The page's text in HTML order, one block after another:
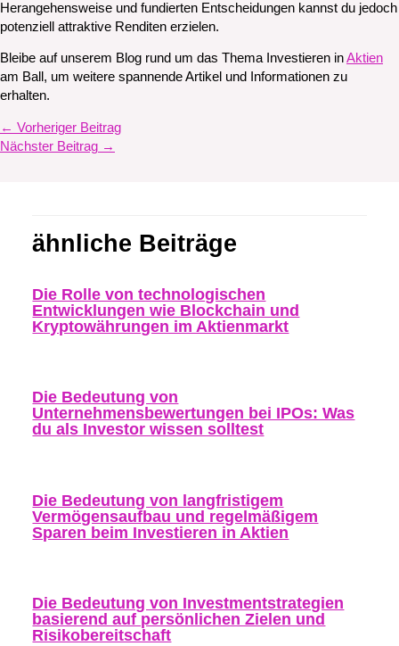
Herangehensweise und fundierten Entscheidungen kannst du jedoch
potenziell attraktive Renditen erzielen.
Bleibe auf unserem Blog rund um das Thema Investieren inAktien
am Ball, um weitere spannende Artikel und Informationen zu
erhalten.
← Vorheriger Beitrag
Nächster Beitrag →
ähnliche Beiträge
Die Rolle von technologischen
Entwicklungen wie Blockchain und
Kryptowährungen im Aktienmarkt
Die Bedeutung von
Unternehmensbewertungen bei IPOs: Was
du als Investor wissen solltest
Die Bedeutung von langfristigem
Vermögensaufbau und regelmäßigem
Sparen beim Investieren in Aktien
Die Bedeutung von Investmentstrategien
basierend auf persönlichen Zielen und
Risikobereitschaft